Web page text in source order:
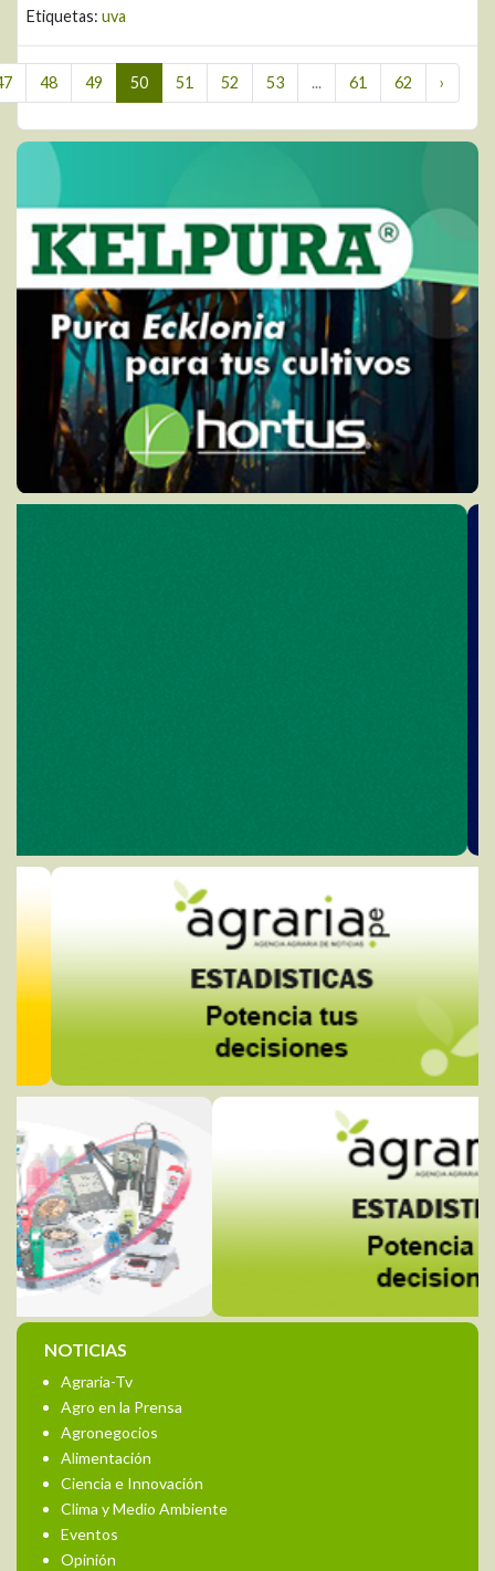
Etiquetas: uva
48 49 50 51 52 53 ... 61 62 ›
NOTICIAS
Agraria-Tv
Agro en la Prensa
Agronegocios
Alimentación
Ciencia e Innovación
Clima y Medio Ambiente
Eventos
Opinión